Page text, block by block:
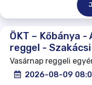
ÖKT – Kőbánya
reggel -
Vasárnap reggeli
2026-08-09